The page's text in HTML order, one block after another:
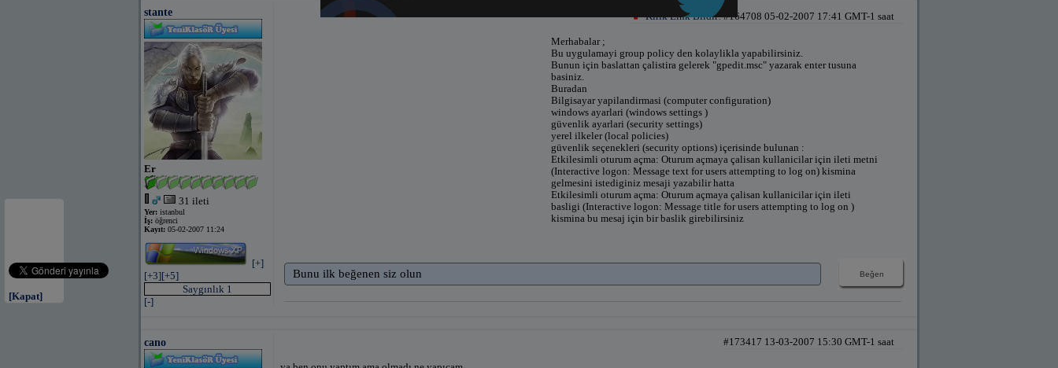
[Kapat]
stante
Er
31 ileti
Yer: istanbul
İş: öğrenci
Kayıt: 05-02-2007 11:24
[+]
[+3][+5]
Saygınlık 1
[-]
Kırık Link Bildir!#164708 05-02-2007 17:41 GMT-1 saat
Merhabalar ;
Bu uygulamayi group policy den kolaylikla yapabilirsiniz.
Bunun için baslattan çalistira gelerek "gpedit.msc" yazarak enter tusuna
basiniz.
Buradan
Bilgisayar yapilandirmasi (computer configuration)
windows ayarlari (windows settings )
güvenlik ayarlari (security settings)
yerel ilkeler (local policies)
güvenlik seçenekleri (security options) içerisinde bulunan :
Etkilesimli oturum açma: Oturum açmaya çalisan kullanicilar için ileti metni
(Interactive logon: Message text for users attempting to log on) kismina
gelmesini istediginiz mesaji yazabilir hatta
Etkilesimli oturum açma: Oturum açmaya çalisan kullanicilar için ileti
basligi (Interactive logon: Message title for users attempting to log on )
kismina bu mesaj için bir baslik girebilirsiniz
Bunu ilk beğenen siz olun
cano #173417 13-03-2007 15:30 GMT-1 saat